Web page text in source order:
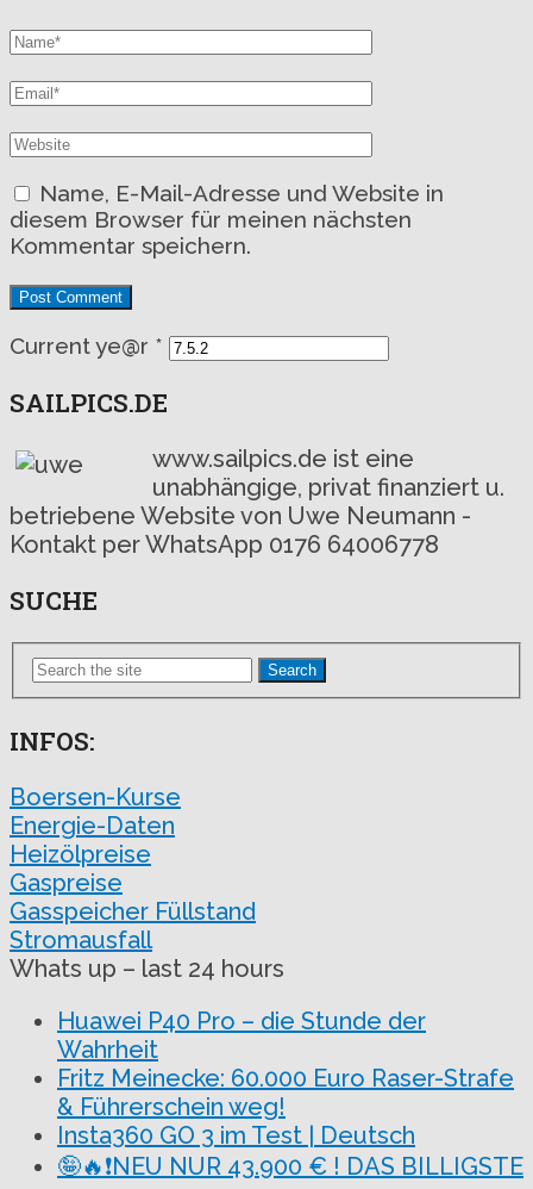
Name, E-Mail-Adresse und Website in
diesem Browser für meinen nächsten
Kommentar speichern.
Current ye@r *
SAILPICS.DE
www.sailpics.de ist eine
unabhängige, privat finanziert u.
betriebene Website von Uwe Neumann -
Kontakt per WhatsApp 0176 64006778
SUCHE
Search
INFOS:
Boersen-Kurse
Energie-Daten
Heizölpreise
Gaspreise
Gasspeicher Füllstand
Stromausfall
Whats up – last 24 hours
Huawei P40 Pro – die Stunde der
Wahrheit
Fritz Meinecke: 60.000 Euro Raser-Strafe
& Führerschein weg!
Insta360 GO 3 im Test | Deutsch
🤪🔥❗NEU NUR 43.900 € ! DAS BILLIGSTE